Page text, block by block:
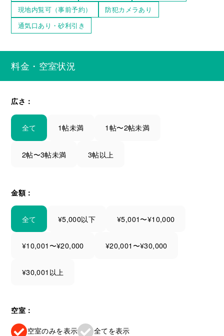
現地内覧可（事前予約）
防犯カメラあり
通気口あり・砂利引き
料金・空室状況
広さ：
全て 1帖未満 1帖〜2帖未満
2帖〜3帖未満 3帖以上
金額：
全て ¥5,000以下 ¥5,001〜¥10,000
¥10,001〜¥20,000 ¥20,001〜¥30,000
¥30,001以上
空室：
空室のみを表示 全てを表示